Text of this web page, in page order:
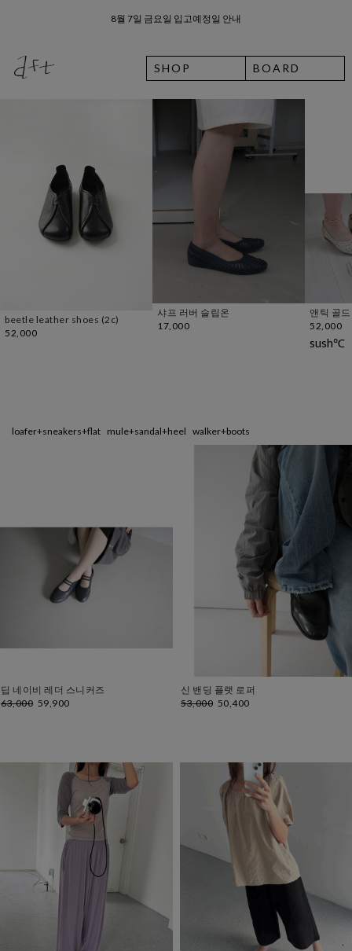
SHOP BOARD
17,000
앤틱 골드 웨지 슈즈
52,000
46,000
loafer+sneakers+flat mule+sandal+heel walker+boots
딥 네이비 레더 스니커즈
63,000 59,900
신 밴딩 플랫 로퍼
53,000 50,400